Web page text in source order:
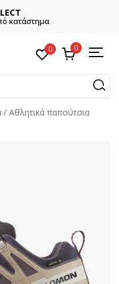
κατάστημα
0 0
Αθλητικά παπούτσια